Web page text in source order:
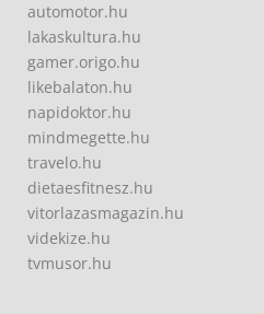
automotor.hu
lakaskultura.hu
gamer.origo.hu
likebalaton.hu
napidoktor.hu
mindmegette.hu
travelo.hu
dietaesfitnesz.hu
vitorlazasmagazin.hu
videkize.hu
tvmusor.hu